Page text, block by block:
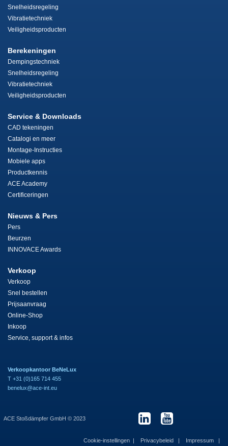
Snelheidsregeling
Vibratietechniek
Veiligheidsproducten
Berekeningen
Dempingstechniek
Snelheidsregeling
Vibratietechniek
Veiligheidsproducten
Service & Downloads
CAD tekeningen
Catalogi en meer
Montage-Instructies
Mobiele apps
Productkennis
ACE Academy
Certificeringen
Nieuws & Pers
Pers
Beurzen
INNOVACE Awards
Verkoop
Verkoop
Snel bestellen
Prijsaanvraag
Online-Shop
Inkoop
Service, support & infos
Verkoopkantoor BeNeLux
T +31 (0)165 714 455
benelux@ace-int.eu
ACE Stoßdämpfer GmbH © 2023
Cookie-instellingen Privacybeleid Impressum